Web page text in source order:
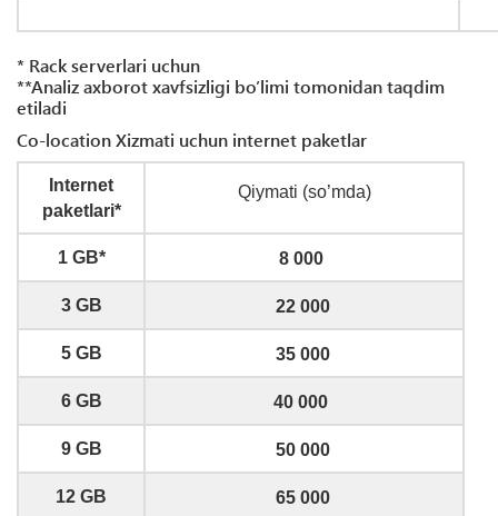
* Rack serverlari uchun
**Analiz axborot xavfsizligi bo’limi tomonidan taqdim
etiladi
Co-location Xizmati uchun internet paketlar
Internet
paketlari*
Qiymati (so’mda)
1 GB* 8 000
3 GB 22 000
5 GB 35 000
6 GB 40 000
9 GB 50 000
12 GB 65 000